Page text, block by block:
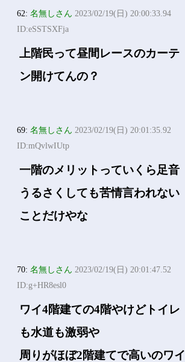
62:名無しさん 2023/02/19(日) 20:00:33.94
ID:eSSTSXFja
上階民って昼間レースのカーテ
ン開けてんの？
69:名無しさん 2023/02/19(日) 20:01:35.92
ID:mQvlwIUtp
一階のメリットっていくら足音
うるさくしても苦情言われない
ことだけやな
70:名無しさん 2023/02/19(日) 20:01:47.52
ID:g+HR8esl0
ワイ4階建ての4階やけどトイレ
も水道も激弱や
周りがほぼ2階建てで高いのワイ